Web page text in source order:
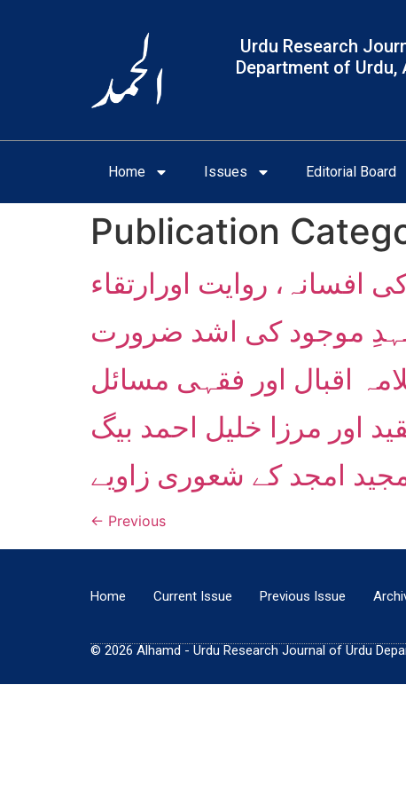
Urdu Research
Department of Urdu,
Home Issues Editorial Board
Publication
افسانہ، روایت اورارتقاء
موجود کی اشد ضرورت
اقبال اور فقہی مسائل
اور مرزا خلیل احمد بیگ
امجد کے شعوری زاویے
← Previous
Home Current Issue Previous Issue
© 2026 Alhamd - Urdu Research Journal of Urdu